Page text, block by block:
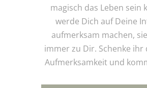
magisch das Leben sein
werde Dich auf Deine
aufmerksam machen,
immer zu Dir. Schenke ihr
Aufmerksamkeit und